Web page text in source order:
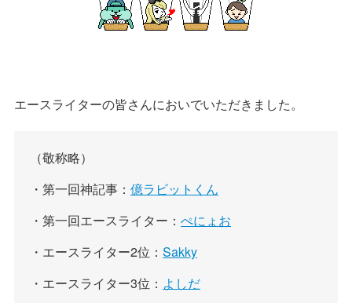
エースライターの皆さんにおいでいただきました。
（敬称略）
・第一回神記事： 億ラビットくん
・第一回エースライター： ぺにょお
・エースライター2位： Sakky
・エースライター3位： よしだ